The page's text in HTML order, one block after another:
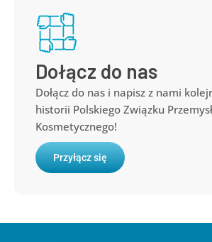
Dołącz do nas
Dołącz do nas i napisz z nami
historii Polskiego Związku
Kosmetycznego!
Przyłącz się